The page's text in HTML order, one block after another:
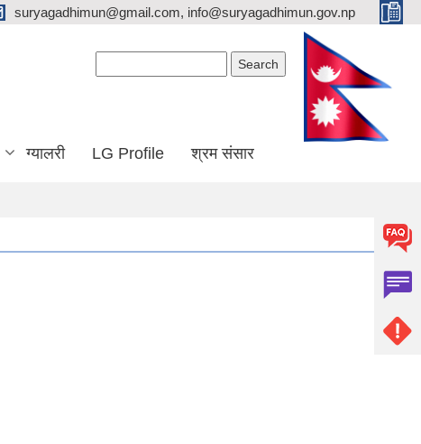
suryagadhimun@gmail.com, info@suryagadhimun.gov.np
ग्यालरी LG Profile श्रम संसार